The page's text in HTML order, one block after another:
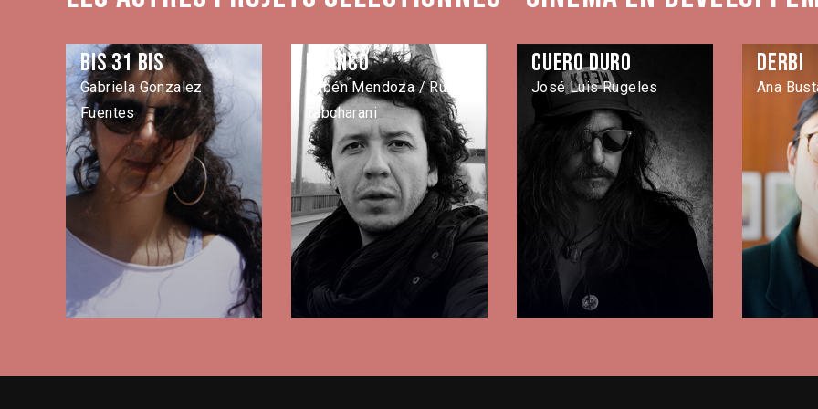
Bis 31 bis
Gabriela Gonzalez
Fuentes
Blanco
Rubén Mendoza / Rubén
Tabcharani
Cuero duro
José Luis Rugeles
Derbi
Ana